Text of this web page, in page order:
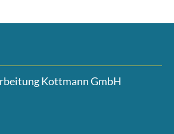
Kottmann GmbH